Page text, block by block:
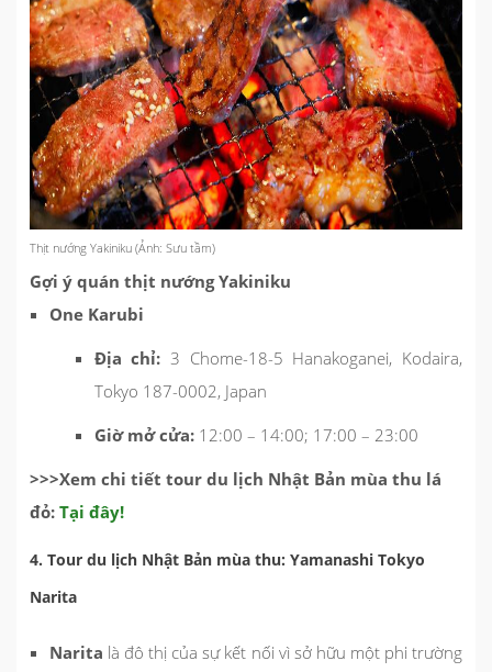
Thịt nướng Yakiniku (Ảnh: Sưu tầm)
Gợi ý quán thịt nướng Yakiniku
One Karubi
Địa chỉ: 3 Chome-18-5 Hanakoganei, Kodaira,
Tokyo 187-0002, Japan
Giờ mở cửa: 12:00 – 14:00; 17:00 – 23:00
>>>Xem chi tiết tour du lịch Nhật Bản mùa thu lá
đỏ: Tại đây!
4. Tour du lịch Nhật Bản mùa thu: Yamanashi Tokyo
Narita
Narita là đô thị của sự kết nối vì sở hữu một phi trường